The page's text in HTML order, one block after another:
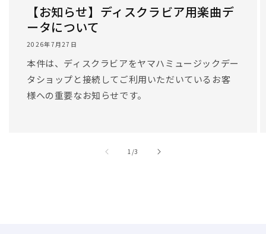
【お知らせ】ディスクラビア用楽曲デ
ータについて
2026年7月27日
本件は、ディスクラビアをヤマハミュージックデー
タショップと接続してご利用いただいているお客
様への重要なお知らせです。
1 //3